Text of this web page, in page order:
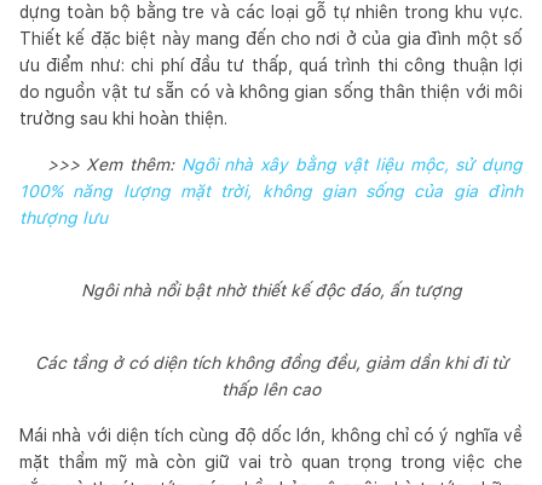
dựng toàn bộ bằng tre và các loại gỗ tự nhiên trong khu vực.
Thiết kế đặc biệt này mang đến cho nơi ở của gia đình một số
ưu điểm như: chi phí đầu tư thấp, quá trình thi công thuận lợi
do nguồn vật tư sẵn có và không gian sống thân thiện với môi
trường sau khi hoàn thiện.
>>> Xem thêm: Ngôi nhà xây bằng vật liệu mộc, sử dụng
100% năng lượng mặt trời, không gian sống của gia đình
thượng lưu
Ngôi nhà nổi bật nhờ thiết kế độc đáo, ấn tượng
Các tầng ở có diện tích không đồng đều, giảm dần khi đi từ
thấp lên cao
Mái nhà với diện tích cùng độ dốc lớn, không chỉ có ý nghĩa về
mặt thẩm mỹ mà còn giữ vai trò quan trọng trong việc che